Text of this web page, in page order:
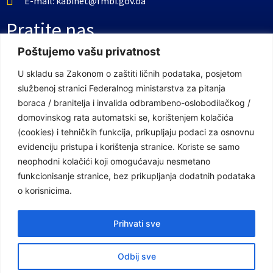
Poštujemo vašu privatnost
U skladu sa Zakonom o zaštiti ličnih podataka, posjetom
službenoj stranici Federalnog ministarstva za pitanja
boraca / branitelja i invalida odbrambeno-oslobodilačkog /
domovinskog rata automatski se, korištenjem kolačića
(cookies) i tehničkih funkcija, prikupljaju podaci za osnovnu
evidenciju pristupa i korištenja stranice. Koriste se samo
neophodni kolačići koji omogućavaju nesmetano
funkcionisanje stranice, bez prikupljanja dodatnih podataka
o korisnicima.
Odbij sve
Prihvati sve
Pratite nas
Facebook Stranica
Youtube Kanal
Linkovi
Vlada Federacije Bosne i Hercegovine
Federalno ministarstvo finansija
Federalno ministarstvo rada i socijalne politike
Federalno ministarstvo za pitanja boraca /branitelja i invalida
odbrambeno-oslobodilačkog / domovinskog rata